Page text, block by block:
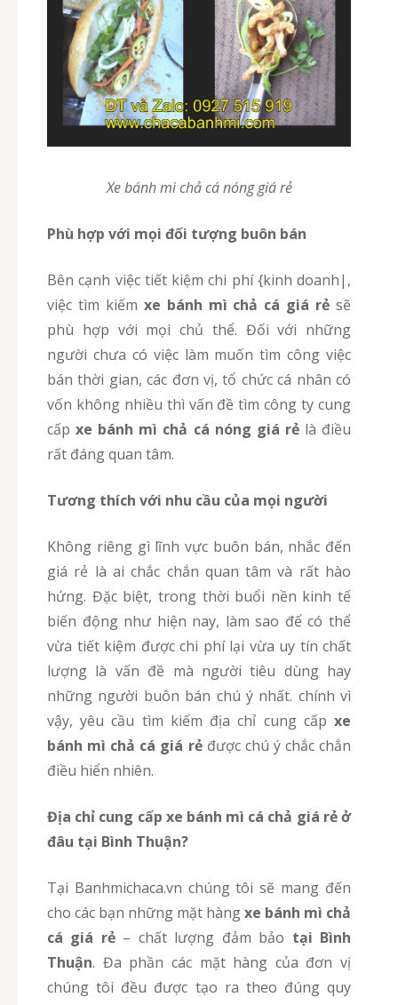
Xe bánh mì chả cá nóng giá rẻ
Phù hợp với mọi đối tượng buôn bán
Bên cạnh việc tiết kiệm chi phí {kinh doanh|,
việc tìm kiếm xe bánh mì chả cá giá rẻ sẽ
phù hợp với mọi chủ thể. Đối với những
người chưa có việc làm muốn tìm công việc
bán thời gian, các đơn vị, tổ chức cá nhân có
vốn không nhiều thì vấn đề tìm công ty cung
cấpxe bánh mì chả cá nóng giá rẻ là điều
rất đáng quan tâm.
Tương thích với nhu cầu của mọi người
Không riêng gì lĩnh vực buôn bán, nhắc đến
giá rẻ là ai chắc chắn quan tâm và rất hào
hứng. Đặc biệt, trong thời buổi nền kinh tế
biến động như hiện nay, làm sao để có thể
vừa tiết kiệm được chi phí lại vừa uy tín chất
lượng là vấn đề mà người tiêu dùng hay
những người buôn bán chú ý nhất. chính vì
vậy, yêu cầu tìm kiếm địa chỉ cung cấp xe
bánh mì chả cá giá rẻđược chú ý chắc chắn
điều hiển nhiên.
Địa chỉ cung cấp xe bánh mì cá chả giá rẻ ở
đâu tại Bình Thuận?
Tại Banhmichaca.vn chúng tôi sẽ mang đến
cho các bạn những mặt hàngxe bánh mì chả
cá giá rẻ– chất lượng đảm bảo tại Bình
Thuận. Đa phần các mặt hàng của đơn vị
chúng tôi đều được tạo ra theo đúng quy